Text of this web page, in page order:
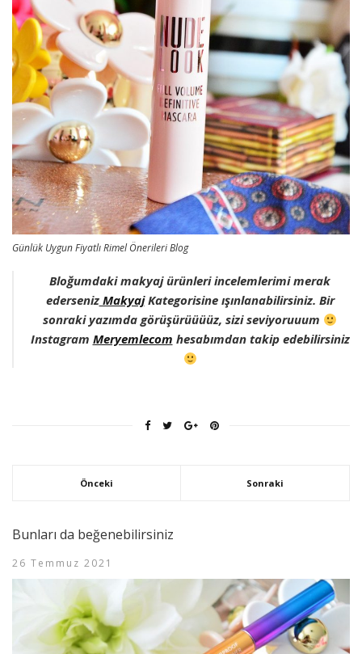
Günlük Uygun Fiyatlı Rimel Önerileri Blog
Bloğumdaki makyaj ürünleri incelemlerimi merak
edersenizMakyajKategorisine ışınlanabilirsiniz. Bir
sonraki yazımda görüşürüüüüz, sizi seviyoruuum
Instagram Meryemlecom hesabımdan takip edebilirsiniz
Önceki Sonraki
Bunları da beğenebilirsiniz
26 Temmuz 2021